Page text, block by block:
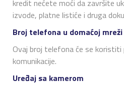
kredit nećete moći da završite
izvode, platne listiće i druga
Broj telefona u domaćoj mreži
Ovaj broj telefona će se koristiti
komunikacije.
Uređaj sa kamerom